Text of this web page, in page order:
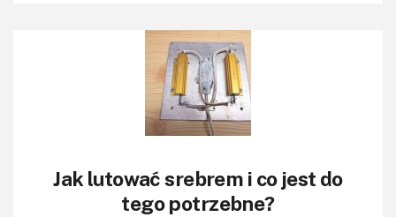
Jak lutować srebrem i co jest do
tego potrzebne?